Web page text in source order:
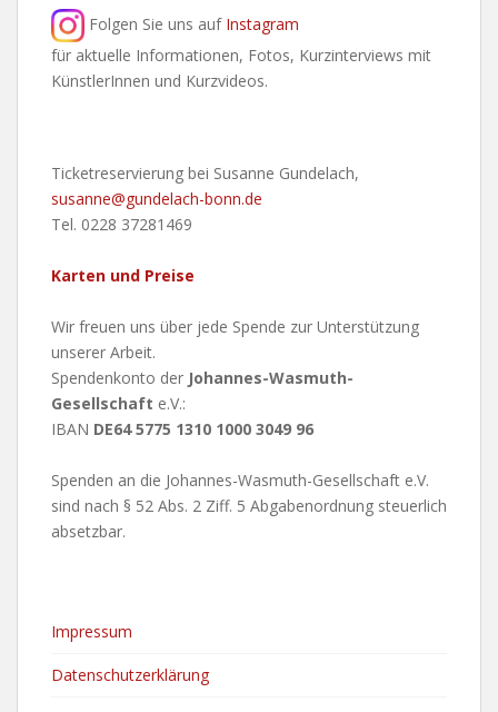
Folgen Sie uns auf Instagram
für aktuelle Informationen, Fotos, Kurzinterviews mit
KünstlerInnen und Kurzvideos.
Ticketreservierung bei Susanne Gundelach,
susanne@gundelach-bonn.de
Tel. 0228 37281469
Karten und Preise
Wir freuen uns über jede Spende zur Unterstützung
unserer Arbeit.
Spendenkonto der Johannes-Wasmuth-
Gesellschaft e.V.:
IBAN DE64 5775 1310 1000 3049 96
Spenden an die Johannes-Wasmuth-Gesellschaft e.V.
sind nach § 52 Abs. 2 Ziff. 5 Abgabenordnung steuerlich
absetzbar.
Impressum
Datenschutzerklärung